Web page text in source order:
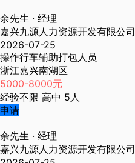
余先生 · 经理
嘉兴九源人力资源开发有限公司
2026-07-25
操作行车辅助打包人员
浙江嘉兴南湖区
5000-8000元
经验不限 高中 5人
申请
余先生 · 经理
嘉兴九源人力资源开发有限公司